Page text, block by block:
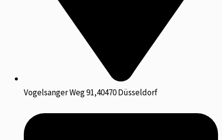
Vogelsanger Weg 91,40470 Düsseldorf